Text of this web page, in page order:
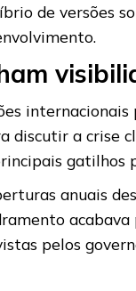
de versões
discutir a crise
anuais
pelos